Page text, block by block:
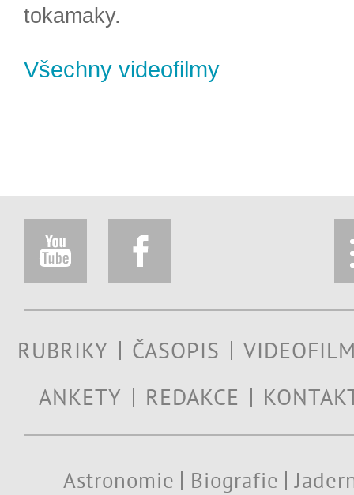
tokamaky.
Všechny videofilmy
RUBRIKY ČASOPIS
ANKETY
REDAKCE
Astronomie Biografie